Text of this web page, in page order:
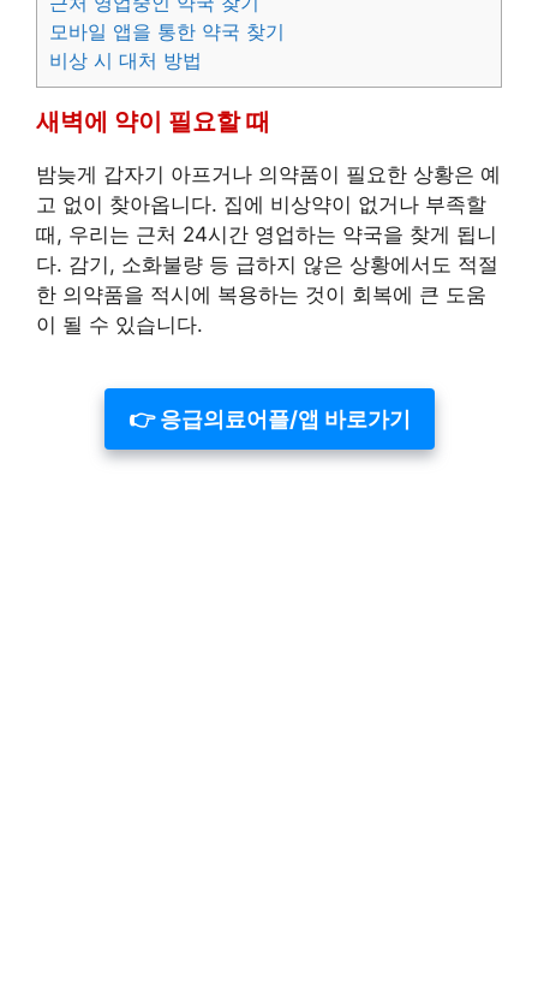
모바일 앱을 통한 약국 찾기
비상 시 대처 방법
새벽에 약이 필요할 때
밤늦게 갑자기 아프거나 의약품이 필요한 상황은 예
고 없이 찾아옵니다. 집에 비상약이 없거나 부족할
때, 우리는 근처 24시간 영업하는 약국을 찾게 됩니
다. 감기, 소화불량 등 급하지 않은 상황에서도 적절
한 의약품을 적시에 복용하는 것이 회복에 큰 도움
이 될 수 있습니다.
👉 응급의료어플/앱 바로가기